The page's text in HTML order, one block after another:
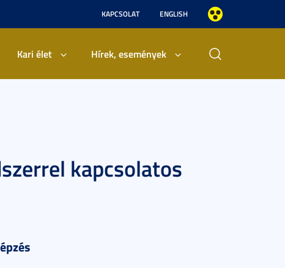
KAPCSOLAT ENGLISH
Kari élet Hírek, események
kapcsolatos